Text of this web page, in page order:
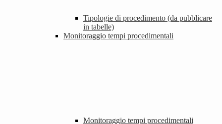
Tipologie di procedimento (da pubblicare
in tabelle)
Monitoraggio tempi procedimentali
Monitoraggio tempi procedimentali